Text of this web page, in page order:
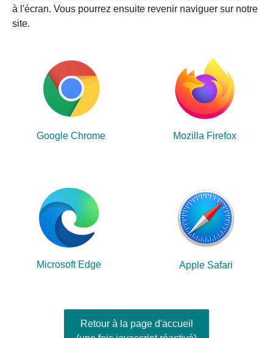
à l'écran. Vous pourrez ensuite revenir naviguer sur notre
site.
Google Chrome Mozilla Firefox
Microsoft Edge Apple Safari
Retour à la page d'accueil